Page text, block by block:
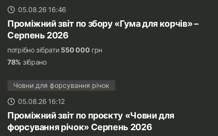
05.08.26 16:46
Проміжний звіт по збору «Гума для корчів» –
Серпень 2026
потрібно зібрати 550 000 грн
78% зібрано
Човни для форсування річок
05.08.26 16:12
Проміжний звіт по проєкту «Човни для
форсування річок» Серпень 2026